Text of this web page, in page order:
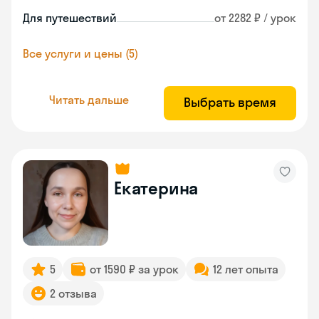
Для путешествий от 2282 ₽ / урок
Все услуги и цены (5)
Читать дальше Выбрать время
Екатерина
5 от 1590 ₽ за урок
12 лет опыта
2 отзыва